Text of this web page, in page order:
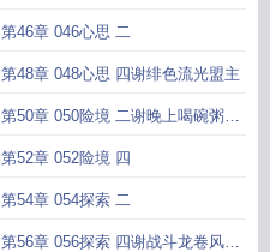
第46章 046心思 二
第48章 048心思 四谢绯色流光盟主
第50章 050险境 二谢晚上喝碗粥盟
主
第52章 052险境 四
第54章 054探索 二
第56章 056探索 四谢战斗龙卷风盟